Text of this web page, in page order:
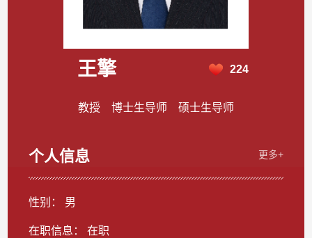
王擎 224
教授 博士生导师 硕士生导师
个人信息 更多+
性别： 男
在职信息： 在职